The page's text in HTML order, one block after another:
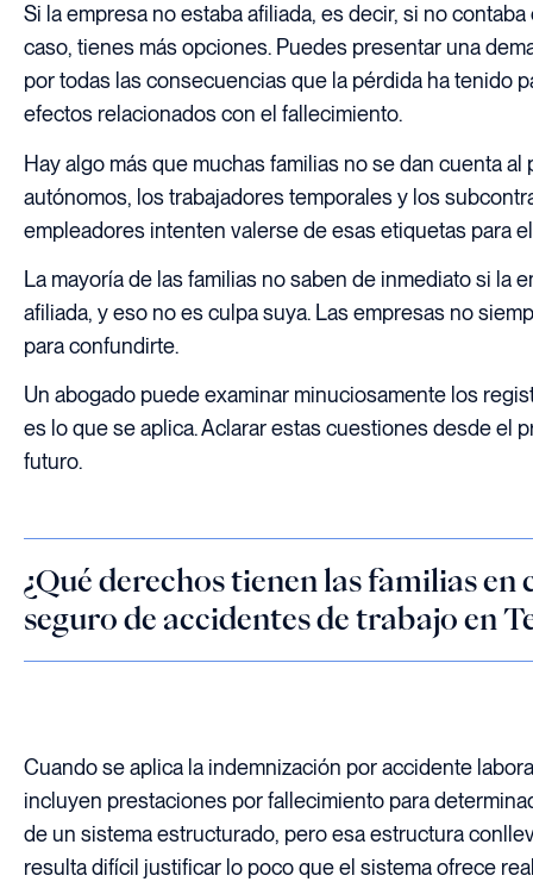
Si la empresa no estaba afiliada, es decir, si no
caso, tienes más opciones. Puedes presentar una
por todas las consecuencias que la pérdida ha tenido
efectos relacionados con el fallecimiento.
Hay algo más que muchas familias no se dan cuenta
autónomos, los trabajadores temporales y los
empleadores intenten valerse de esas etiquetas para
La mayoría de las familias no saben de inmediato si la
afiliada, y eso no es culpa suya. Las empresas no
para confundirte.
Un abogado puede examinar minuciosamente los
es lo que se aplica. Aclarar estas cuestiones desde el
futuro.
¿Qué derechos tienen las familias
seguro de accidentes de trabajo en
Cuando se aplica la indemnización por accidente
incluyen prestaciones por fallecimiento para
de un sistema estructurado, pero esa estructura
resulta difícil justificar lo poco que el sistema ofrece